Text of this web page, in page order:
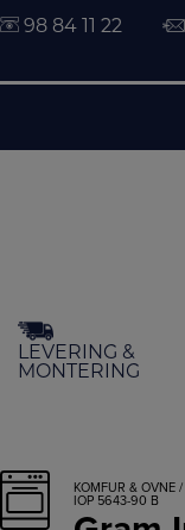
indholdet
98 84 11 22
LEVERING &
MONTERING
KOMFUR & OVNE /
IOP 5643-90 B